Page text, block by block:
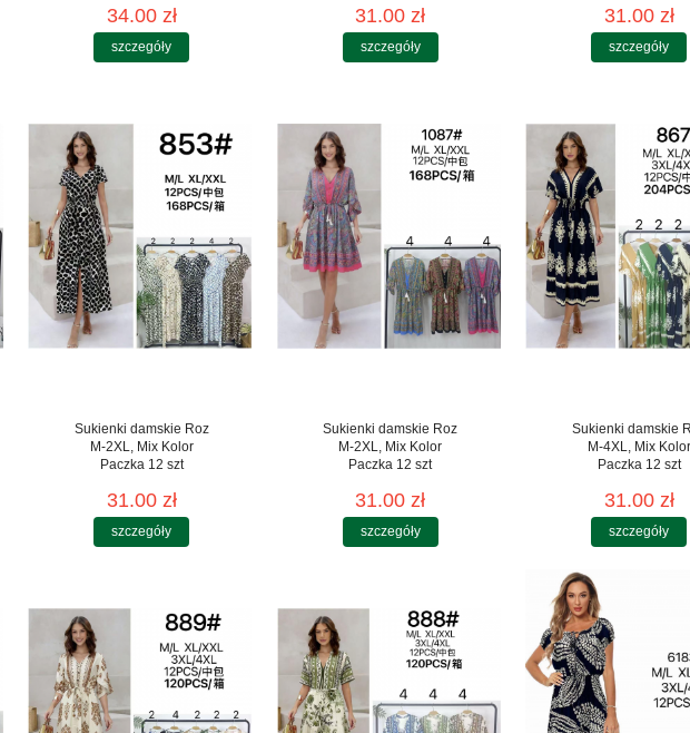
34.00 zł
szczegóły
31.00 zł
szczegóły
31.00 zł
szczegóły
Sukienki damskie Roz
M-2XL, Mix Kolor
Paczka 12 szt
31.00 zł
szczegóły
Sukienki damskie Roz
M-2XL, Mix Kolor
Paczka 12 szt
31.00 zł
szczegóły
Sukienki damskie
M-4XL, Mix Kolor
Paczka 12 szt
31.00 zł
szczegóły